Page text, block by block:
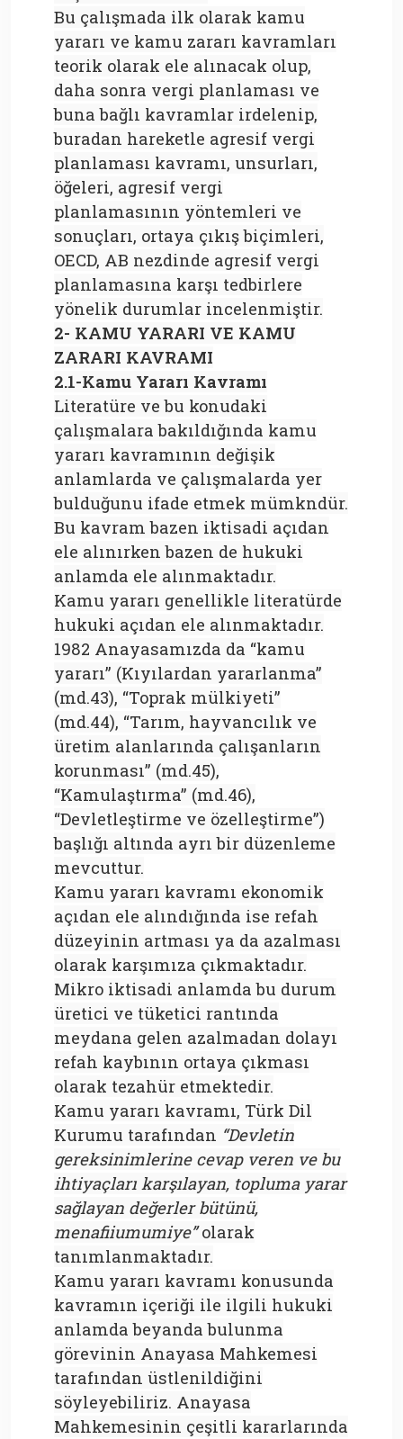
Bu çalışmada ilk olarak kamu
yararı ve kamu zararı kavramları
teorik olarak ele alınacak olup,
daha sonra vergi planlaması ve
buna bağlı kavramlar irdelenip,
buradan hareketle agresif vergi
planlaması kavramı, unsurları,
öğeleri, agresif vergi
planlamasının yöntemleri ve
sonuçları, ortaya çıkış biçimleri,
OECD, AB nezdinde agresif vergi
planlamasına karşı tedbirlere
yönelik durumlar incelenmiştir.
2- KAMU YARARI VE KAMU
ZARARI KAVRAMI
2.1-Kamu Yararı Kavramı
Literatüre ve bu konudaki
çalışmalara bakıldığında kamu
yararı kavramının değişik
anlamlarda ve çalışmalarda yer
bulduğunu ifade etmek mümkndür.
Bu kavram bazen iktisadi açıdan
ele alınırken bazen de hukuki
anlamda ele alınmaktadır.
Kamu yararı genellikle literatürde
hukuki açıdan ele alınmaktadır.
1982 Anayasamızda da “kamu
yararı” (Kıyılardan yararlanma”
(md.43), “Toprak mülkiyeti”
(md.44), “Tarım, hayvancılık ve
üretim alanlarında çalışanların
korunması” (md.45),
“Kamulaştırma” (md.46),
“Devletleştirme ve özelleştirme”)
başlığı altında ayrı bir düzenleme
mevcuttur.
Kamu yararı kavramı ekonomik
açıdan ele alındığında ise refah
düzeyinin artması ya da azalması
olarak karşımıza çıkmaktadır.
Mikro iktisadi anlamda bu durum
üretici ve tüketici rantında
meydana gelen azalmadan dolayı
refah kaybının ortaya çıkması
olarak tezahür etmektedir.
Kamu yararı kavramı, Türk Dil
Kurumu tarafından “Devletin
gereksinimlerine cevap veren ve bu
ihtiyaçları karşılayan, topluma yarar
sağlayan değerler bütünü,
menafiiumumiye”olarak
tanımlanmaktadır.
Kamu yararı kavramı konusunda
kavramın içeriği ile ilgili hukuki
anlamda beyanda bulunma
görevinin Anayasa Mahkemesi
tarafından üstlenildiğini
söyleyebiliriz. Anayasa
Mahkemesinin çeşitli kararlarında